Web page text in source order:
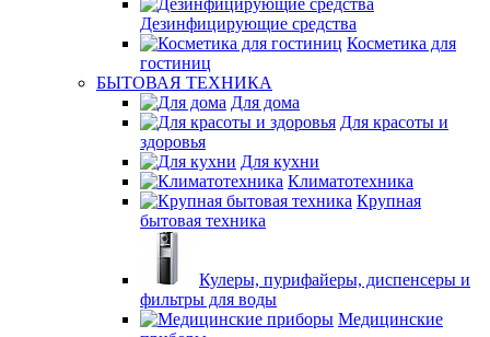
Дезинфицирующие средства
Косметика для
гостиниц
БЫТОВАЯ ТЕХНИКА
Для дома
Для красоты и
здоровья
Для кухни
Климатотехника
Крупная
бытовая техника
Кулеры, пурифайеры, диспенсеры и
фильтры для воды
Медицинские